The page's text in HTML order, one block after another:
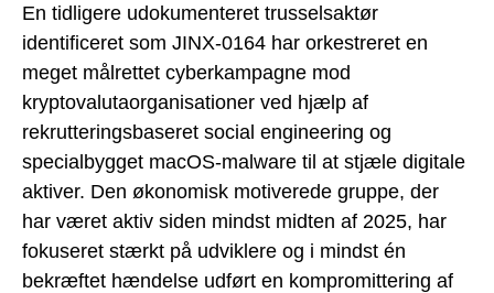
En tidligere udokumenteret trusselsaktør
identificeret som JINX-0164 har orkestreret en
meget målrettet cyberkampagne mod
kryptovalutaorganisationer ved hjælp af
rekrutteringsbaseret social engineering og
specialbygget macOS-malware til at stjæle digitale
aktiver. Den økonomisk motiverede gruppe, der
har været aktiv siden mindst midten af 2025, har
fokuseret stærkt på udviklere og i mindst én
bekræftet hændelse udført en kompromittering af